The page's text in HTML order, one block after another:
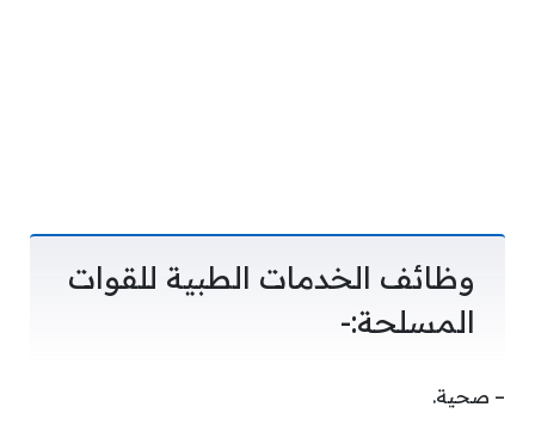
وظائف الخدمات الطبية للقوات
المسلحة:-
– صحية.